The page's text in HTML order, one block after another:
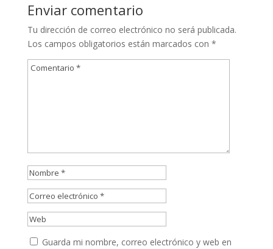
Enviar comentario
Tu dirección de correo electrónico no será publicada.
Los campos obligatorios están marcados con *
Guarda mi nombre, correo electrónico y web en